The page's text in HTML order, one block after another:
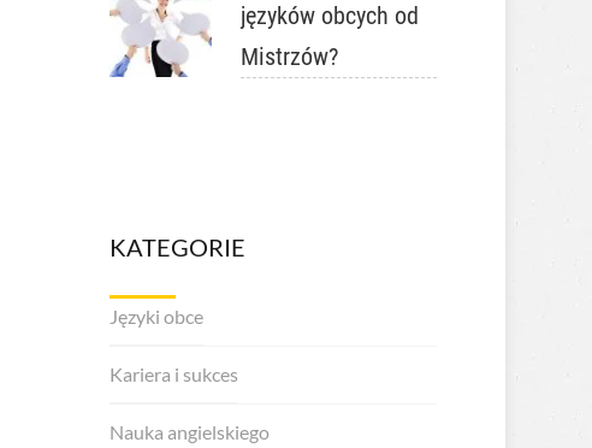
języków obcych od
Mistrzów?
KATEGORIE
Języki obce
Kariera i sukces
Nauka angielskiego